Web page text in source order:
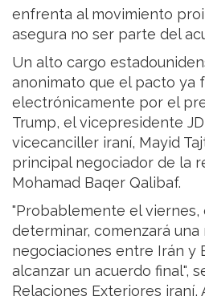
enfrenta al movimiento
asegura no ser parte del
Un alto cargo
anonimato que el pacto ya
electrónicamente por el
Trump, el vicepresidente
vicecanciller iraní, Mayid
principal negociador de la
Mohamad Baqer Qalibaf.
"Probablemente el viernes,
determinar, comenzará una
negociaciones entre Irán y
alcanzar un acuerdo final",
Relaciones Exteriores iraní,